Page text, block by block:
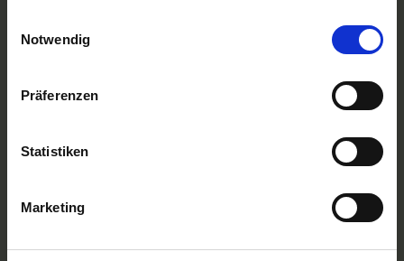
Notwendig
Präferenzen
Statistiken
Marketing
Nilkreuzfahrt
MS Alina
MS Anesha
MS Elegant Lady
TOP Themen
Flussreisen mit An- und Abreise